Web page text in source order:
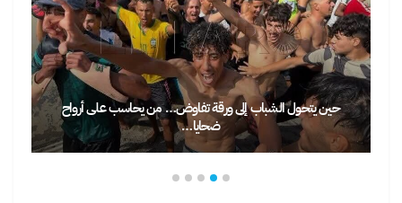
حين يتحول الشباب إلى ورقة تفاوض… من يحاسب على أرواح
ضحايا…